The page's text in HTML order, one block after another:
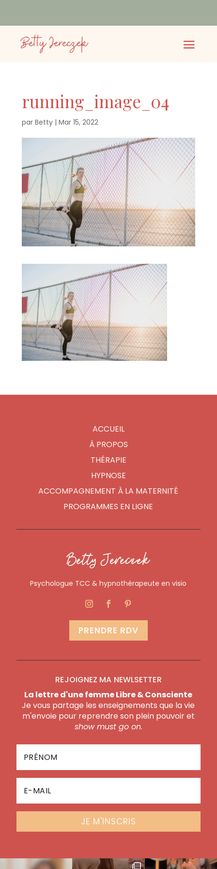
running_image_04
par Betty| Mar 15, 2022
ACCUEIL
À PROPOS
THÉRAPIE
HYPNOSE
ACCOMPAGNEMENT À LA MATERNITÉ
PROGRAMMES EN LIGNE
Betty Jereczek
Psychologue TCC & hypnothérapeute en visio
PRENDRE RDV
REJOIGNEZ MA NEWLSETTER
La lettre d'une femme Libre & Consciente
Je vous partage les enseignements que la vie
m'envoie pour reprendre son plein pouvoir et
show must go on.
JE M'INSCRIS